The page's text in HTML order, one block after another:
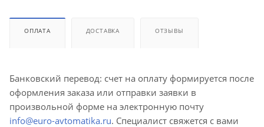
ОПЛАТА ДОСТАВКА ОТЗЫВЫ
Банковский перевод: счет на оплату формируется после
оформления заказа или отправки заявки в
произвольной форме на электронную почту
info@euro-avtomatika.ru. Специалист свяжется с вами